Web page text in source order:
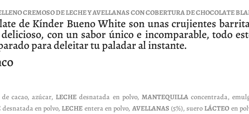
CREMOSO DE LECHE Y AVELLANAS CON COBERTURA DE CHOCOLATE
de Kínder Bueno White son unas crujientes
con un sabor único e incomparable, todo
para deleitar tu paladar al instante.
de cacao, azúcar,LECHE desnatada en polvo, MANTEQUILLAconcentrada,
desnatada en polvo,LECHE entera en polvo, AVELLANAS (5%), sueroLÁCTEO en